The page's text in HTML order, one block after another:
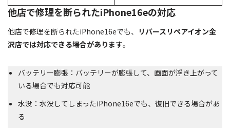
他店で修理を断られたiPhone16eの対応
他店で修理を断られたiPhone16eでも、
リバースリペアイオン金
沢店では対応できる場合があります。
バッテリー膨張：バッテリーが膨張して、画面が浮き上がって
いる場合でも対応可能
水没：水没してしまったiPhone16eでも、復旧できる場合があ
る